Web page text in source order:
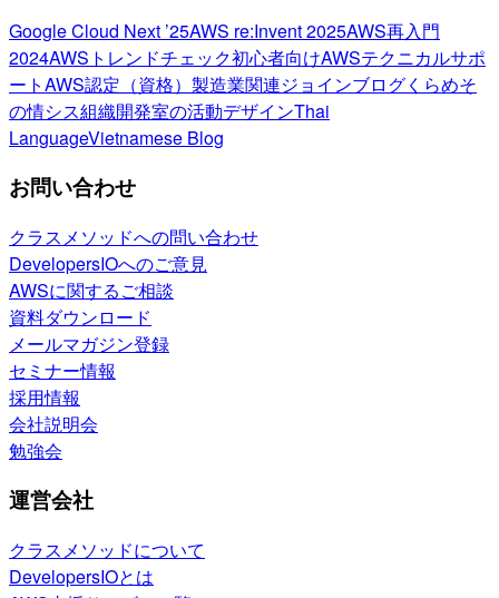
Google Cloud Next ’25AWS re:Invent 2025AWS再入門
2024AWSトレンドチェック初心者向けAWSテクニカルサポ
ートAWS認定（資格） 製造業関連ジョインブログくらめそ
の情シス組織開発室の活動デザインThai
LanguageVietnamese Blog
お問い合わせ
クラスメソッドへの問い合わせ
DevelopersIOへのご意見
AWSに関するご相談
資料ダウンロード
メールマガジン登録
セミナー情報
採用情報
会社説明会
勉強会
運営会社
クラスメソッドについて
DevelopersIOとは